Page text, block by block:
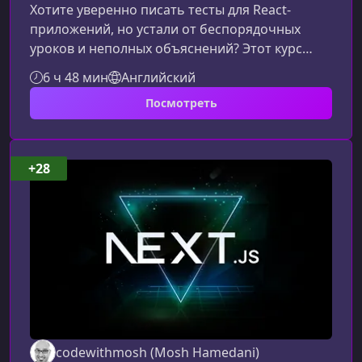
Хотите уверенно писать тесты для React-
приложений, но устали от беспорядочных
уроков и неполных объяснений? Этот курс
создан, чтобы структурировать ваше
обучение и шаг за шагом провести от базовой
теории до продвинутых техник тестирования с
инструментами разработки.Что вы изучите в
этом курсеКурс охватывает весь цикл
тестирования React-компонентов и
пользовательских сценариев, позволяя вам
создавать ст
6 ч 48 мин Английский
Посмотреть
codewithmosh (Mosh Hamedani)
+28